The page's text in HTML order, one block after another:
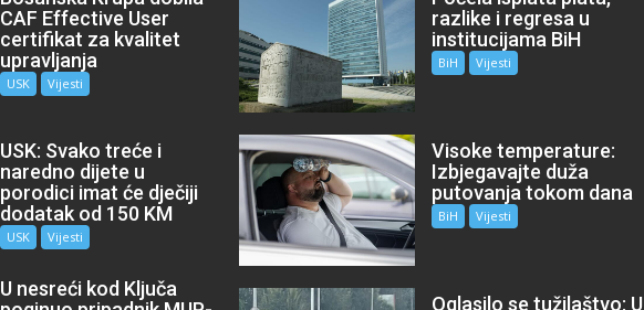
CAF Effective User
certifikat za kvalitet
upravljanja
USK Vijesti
USK: Svako treće i
naredno dijete u
porodici imat će dječiji
dodatak od 150 KM
USK Vijesti
U nesreći kod Ključa
razlike i regresa u
institucijama BiH
BiH Vijesti
Visoke temperature:
Izbjegavajte duža
putovanja tokom dana
BiH Vijesti
Oglasilo se tužilaštvo: U